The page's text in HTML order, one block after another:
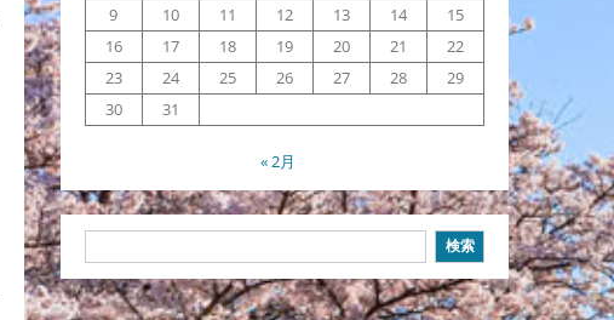
9
10 11 12 13 14
15
16
17 18 19 20 21
22
23
24 25 26 27 28
29
30
31
« 2月
索
検索